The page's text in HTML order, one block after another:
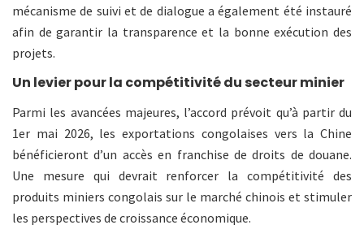
mécanisme de suivi et de dialogue a également été instauré
afin de garantir la transparence et la bonne exécution des
projets.
Un levier pour la compétitivité du secteur minier
Parmi les avancées majeures, l’accord prévoit qu’à partir du
1er mai 2026, les exportations congolaises vers la Chine
bénéficieront d’un accès en franchise de droits de douane.
Une mesure qui devrait renforcer la compétitivité des
produits miniers congolais sur le marché chinois et stimuler
les perspectives de croissance économique.